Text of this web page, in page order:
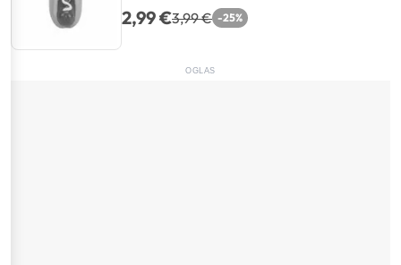
2,99 €3,99 € -25%
OGLAS